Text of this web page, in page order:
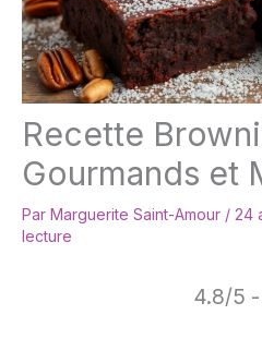
Recette
Gourmands et
Par Marguerite Saint-Amour / 24
lecture
4.8/5